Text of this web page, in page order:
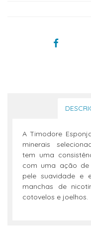
A Timodore
minerais
tem uma
com uma ação de
pele suavidade e
manchas de
cotovelos e joelhos.